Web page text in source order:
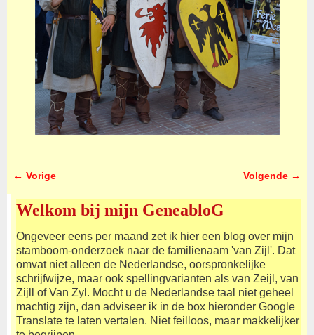
← Vorige Volgende →
Welkom bij mijn GeneabloG
Ongeveer eens per maand zet ik hier een blog over mijn
stamboom-onderzoek naar de familienaam 'van Zijl'. Dat
omvat niet alleen de Nederlandse, oorspronkelijke
schrijfwijze, maar ook spellingvarianten als van Zeijl, van
Zijll of Van Zyl. Mocht u de Nederlandse taal niet geheel
machtig zijn, dan adviseer ik in de box hieronder Google
Translate te laten vertalen. Niet feilloos, maar makkelijker